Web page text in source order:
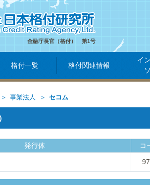
金融庁長官（格付） 第1号
格付一覧 格付関連情報
イ
事業法人 セコム
発行体 コ